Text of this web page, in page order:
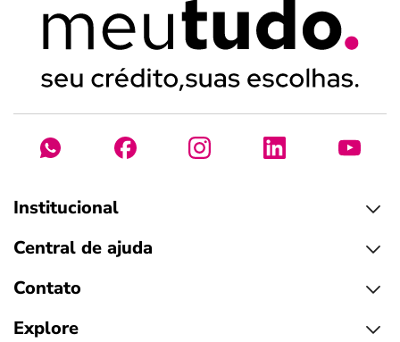
Institucional
Central de ajuda
Contato
Explore